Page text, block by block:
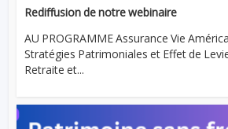
Rediffusion de notre webinaire
AU PROGRAMME Assurance Vie
Stratégies Patrimoniales et Effet de
Retraite et...